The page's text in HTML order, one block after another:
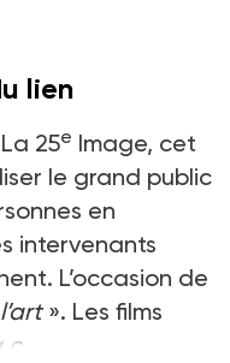
lien
25e Image, cet
le grand public
en
intervenants
L’occasion de
». Les films
c